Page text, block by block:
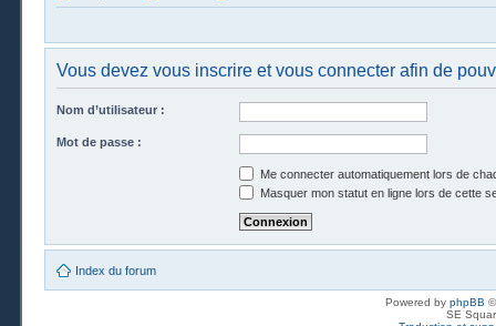
Vous devez vous inscrire et vous connecter afin de
Nom d’utilisateur :
Mot de passe :
Me connecter automatiquement lors de
Masquer mon statut en ligne lors de cette
Index du forum
Powered by phpBB
SE